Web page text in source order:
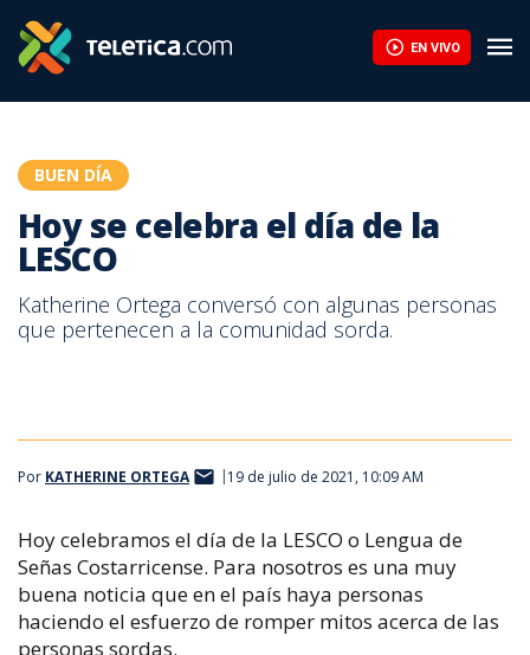
EN VIVO
BUEN DÍA
Hoy se celebra el día de la
LESCO
Katherine Ortega conversó con algunas personas
que pertenecen a la comunidad sorda.
Por KATHERINE ORTEGA 19 de julio de 2021, 10:09 AM
Hoy celebramos el día de la LESCO o Lengua de
Señas Costarricense. Para nosotros es una muy
buena noticia que en el país haya personas
haciendo el esfuerzo de romper mitos acerca de las
personas sordas.